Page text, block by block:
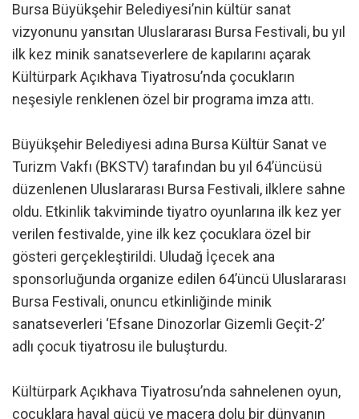
Bursa Büyükşehir Belediyesi’nin kültür sanat
vizyonunu yansıtan Uluslararası Bursa Festivali, bu yıl
ilk kez minik sanatseverlere de kapılarını açarak
Kültürpark Açıkhava Tiyatrosu’nda çocukların
neşesiyle renklenen özel bir programa imza attı.
Büyükşehir Belediyesi adına Bursa Kültür Sanat ve
Turizm Vakfı (BKSTV) tarafından bu yıl 64’üncüsü
düzenlenen Uluslararası Bursa Festivali, ilklere sahne
oldu. Etkinlik takviminde tiyatro oyunlarına ilk kez yer
verilen festivalde, yine ilk kez çocuklara özel bir
gösteri gerçekleştirildi. Uludağ İçecek ana
sponsorluğunda organize edilen 64’üncü Uluslararası
Bursa Festivali, onuncu etkinliğinde minik
sanatseverleri ‘Efsane Dinozorlar Gizemli Geçit-2’
adlı çocuk tiyatrosu ile buluşturdu.
Kültürpark Açıkhava Tiyatrosu’nda sahnelenen oyun,
çocuklara hayal gücü ve macera dolu bir dünyanın